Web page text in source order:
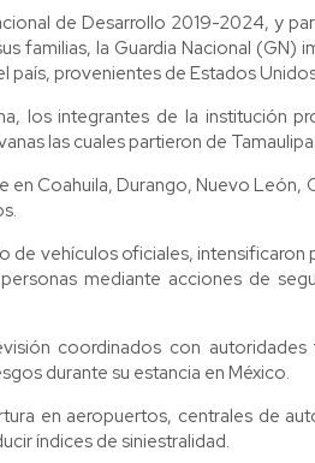
de Desarrollo 2019-2024, y
familias, la Guardia Nacional
país, provenientes de Estados
los integrantes de la institución
las cuales partieron de
en Coahuila, Durango, Nuevo
de vehículos oficiales, intensificaron
mediante acciones de
coordinados con
durante su estancia en México.
en aeropuertos, centrales de
índices de siniestralidad.